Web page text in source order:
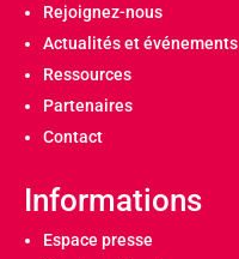
Rejoignez-nous
Actualités et événements
Ressources
Partenaires
Contact
Informations
Espace presse